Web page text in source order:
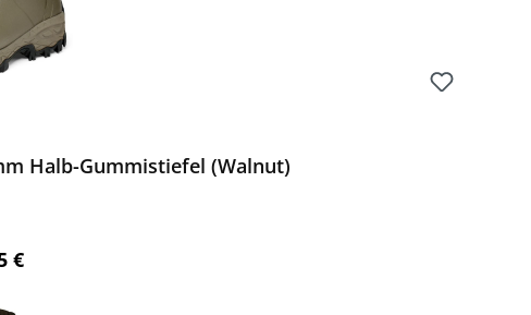
Halb-Gummistiefel (Walnut)
Preis:
€